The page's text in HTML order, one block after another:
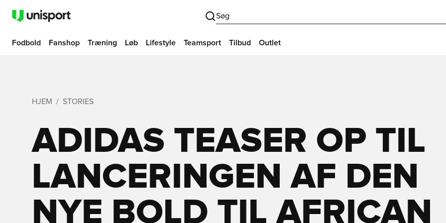
Søg
Fodbold Fanshop Træning Løb Lifestyle Teamsport Tilbud Outlet
HJEM STORIES
ADIDAS TEASER OP TIL
LANCERINGEN AF DEN
NYE BOLD TIL AFRICAN